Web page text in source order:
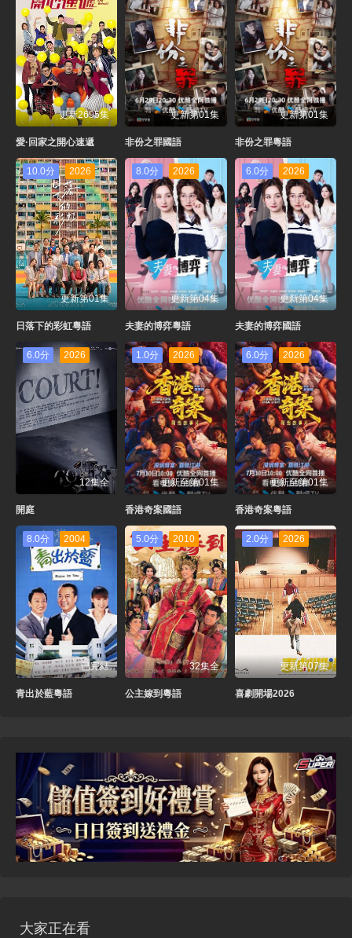
更新2695集
愛·回家之開心速遞
更新第01集
非份之罪國語
更新第01集
非份之罪粵語
10.0分 2026
更新第01集
日落下的彩虹粵語
8.0分 2026
更新第04集
夫妻的博弈粵語
6.0分 2026
更新第04集
夫妻的博弈國語
6.0分 2026
12集全
開庭
1.0分 2026
更新至第01集
香港奇案國語
6.0分 2026
更新至第01集
香港奇案粵語
8.0分 2004
已完結
青出於藍粵語
5.0分 2010
32集全
公主嫁到粵語
2.0分 2026
更新第07集
喜劇開場2026
大家正在看